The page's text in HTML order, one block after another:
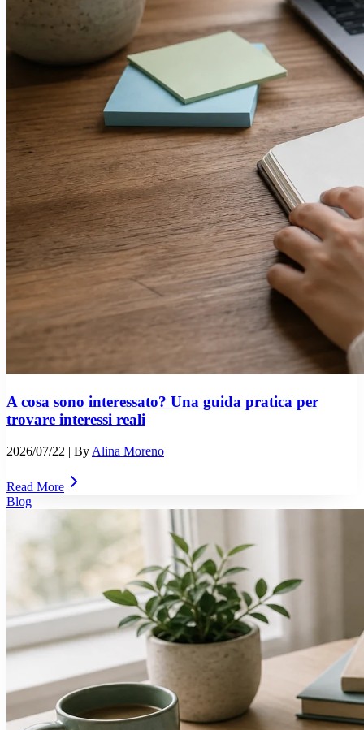
A cosa sono interessato? Una guida pratica per
trovare interessi reali
2026/07/22 | By Alina Moreno
Read More
Blog